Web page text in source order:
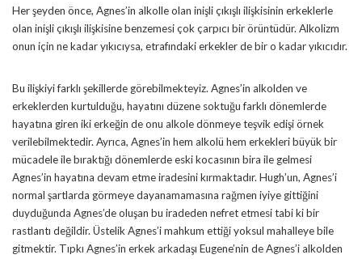
Her şeyden önce, Agnes’in alkolle olan inişli çıkışlı ilişkisinin erkeklerle
olan inişli çıkışlı ilişkisine benzemesi çok çarpıcı bir örüntüdür. Alkolizm
onun için ne kadar yıkıcıysa, etrafındaki erkekler de bir o kadar yıkıcıdır.
Bu ilişkiyi farklı şekillerde görebilmekteyiz. Agnes’in alkolden ve
erkeklerden kurtulduğu, hayatını düzene soktuğu farklı dönemlerde
hayatına giren iki erkeğin de onu alkole dönmeye teşvik edişi örnek
verilebilmektedir. Ayrıca, Agnes’in hem alkolü hem erkekleri büyük bir
mücadele ile bıraktığı dönemlerde eski kocasının bira ile gelmesi
Agnes’in hayatına devam etme iradesini kırmaktadır. Hugh’un, Agnes’i
normal şartlarda görmeye dayanamamasına rağmen iyiye gittiğini
duyduğunda Agnes’de oluşan bu iradeden nefret etmesi tabi ki bir
rastlantı değildir. Üstelik Agnes’i mahkum ettiği yoksul mahalleye bile
gitmektir. Tıpkı Agnes’in erkek arkadaşı Eugene’nin de Agnes’i alkolden